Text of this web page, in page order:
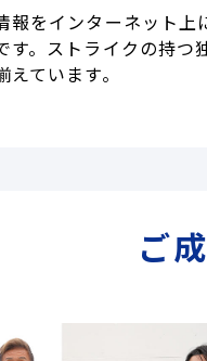
報をインターネット上
す。ストライクの持つ
ています。
ご